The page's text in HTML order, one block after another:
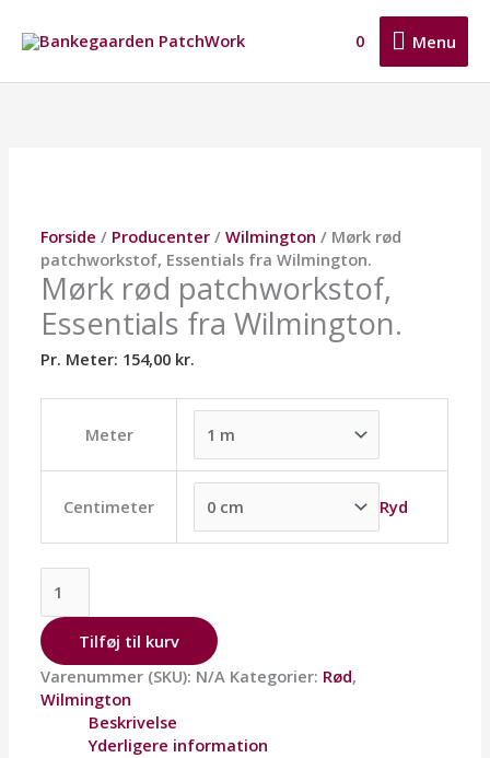
indholdet
Menu
Menu
0
Forside / Producenter /Wilmington / Mørk rød
patchworkstof, Essentials fra Wilmington.
Mørk rød patchworkstof,
Essentials fra Wilmington.
Pr. Meter: 154,00 kr.
Meter
Centimeter Ryd
antal
Tilføj til kurv
Varenummer (SKU): N/A Kategorier: Rød,
Wilmington
Beskrivelse
Yderligere information
kan
vælges
varesiden
kan
vælges
varesiden
kan
vælges
varesiden